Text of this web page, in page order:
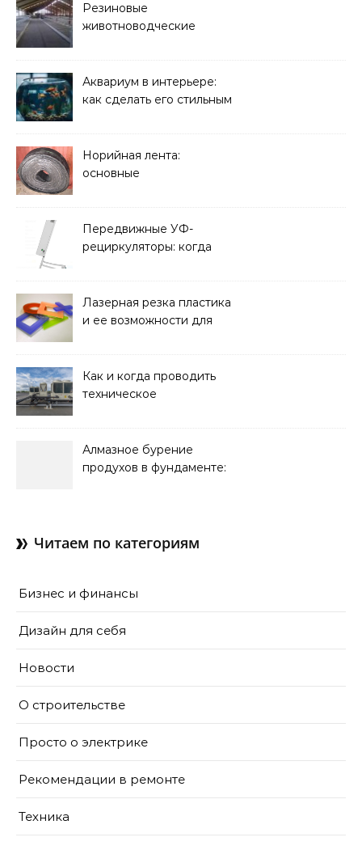
Резиновые
животноводческие
решать
Аквариум в интерьере:
как сделать его стильным
Норийная лента:
основные
и советы по выбору
Передвижные УФ-
рециркуляторы: когда
Лазерная резка пластика
и ее возможности для
Как и когда проводить
техническое
Алмазное бурение
продухов в фундаменте:
Читаем по категориям
Бизнес и финансы
Дизайн для себя
Новости
О строительстве
Просто о электрике
Рекомендации в ремонте
Техника